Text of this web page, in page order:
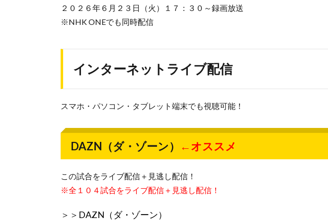
２０２６年６月２３日（火）１７：３０～録画放送
※NHK ONEでも同時配信
インターネットライブ配信
スマホ・パソコン・タブレット端末でも視聴可能！
DAZN（ダ・ゾーン） ←オススメ
この試合をライブ配信＋見逃し配信！
※全１０４試合をライブ配信＋見逃し配信！
＞＞ DAZN（ダ・ゾーン）